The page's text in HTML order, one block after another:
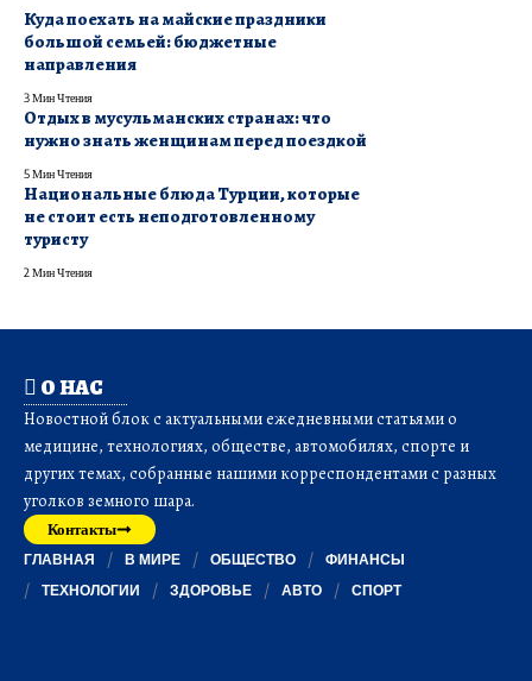
Куда поехать на майские праздники
большой семьей: бюджетные
направления
3 Мин Чтения
Отдых в мусульманских странах: что
нужно знать женщинам перед поездкой
5 Мин Чтения
Национальные блюда Турции, которые
не стоит есть неподготовленному
туристу
2 Мин Чтения
О НАС
Новостной блок с актуальными ежедневными статьями о
медицине, технологиях, обществе, автомобилях, спорте и
других темах, собранные нашими корреспондентами с разных
уголков земного шара.
Контакты
ГЛАВНАЯ В МИРЕ ОБЩЕСТВО
ФИНАНСЫ
ТЕХНОЛОГИИ
ЗДОРОВЬЕ АВТО СПОРТ